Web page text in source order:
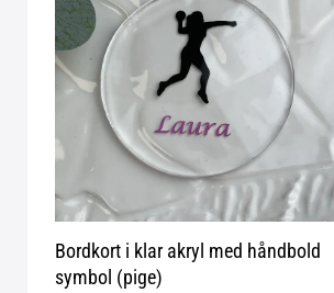
Bordkort i klar akryl med håndbold
symbol (pige)